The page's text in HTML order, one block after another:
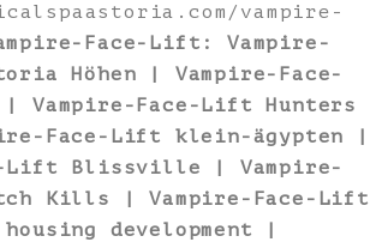
vampire-
Face-Lift: Vampire-
Höhen | Vampire-Face-
Vampire-Face-Lift Hunters
Face-Lift klein-ägypten |
Lift Blissville | Vampire-
Kills | Vampire-Face-Lift
housing development |